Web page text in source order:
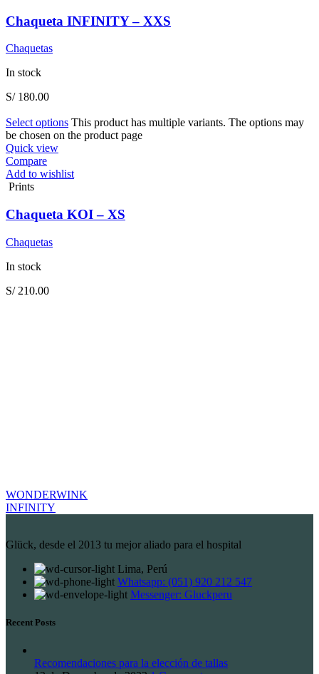
Chaqueta INFINITY – XXS
Chaquetas
In stock
S/180.00
Select options This product has multiple variants. The options may
be chosen on the product page
Quick view
Compare
Add to wishlist
Prints
Chaqueta KOI – XS
Chaquetas
In stock
S/210.00
WONDERWINK
INFINITY
Glück, desde el 2013 tu mejor aliado para el hospital
Lima, Perú
Whatsapp: (051) 920 212 547
Messenger: Gluckperu
Recent Posts
Recomendaciones para la elección de tallas